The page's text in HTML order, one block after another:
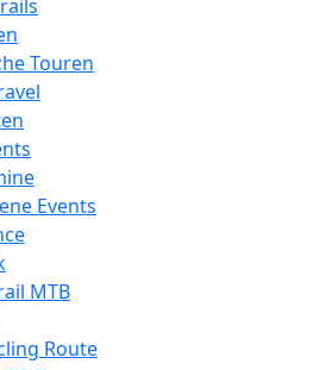
Touren
Events
MTB
Route